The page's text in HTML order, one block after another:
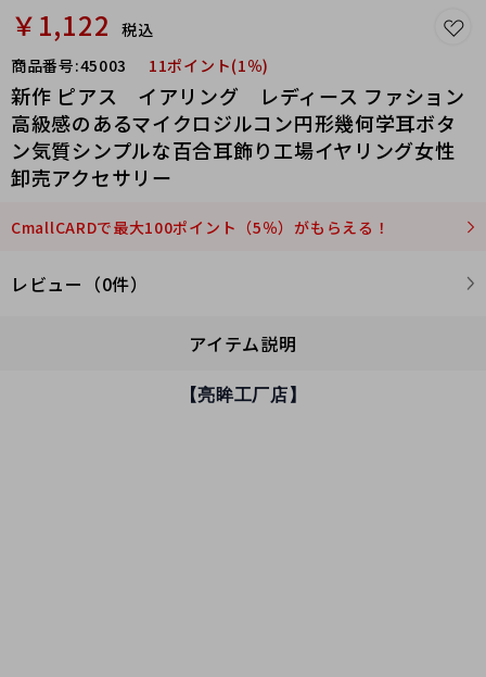
￥1,122
税込
商品番号:45003 11ポイント(1％)
新作 ピアス イアリング レディース ファション
高級感のあるマイクロジルコン円形幾何学耳ボタ
ン気質シンプルな百合耳飾り工場イヤリング女性
卸売アクセサリー
CmallCARDで最大100ポイント（5％）がもらえる！
レビュー（0件）
アイテム説明
【亮眸工厂店】